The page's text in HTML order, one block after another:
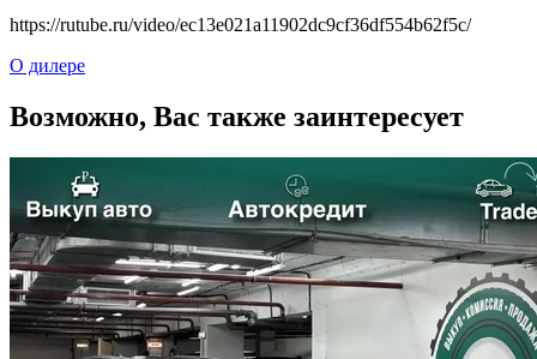
https://rutube.ru/video/ec13e021a11902dc9cf36df554b62f5c/
О дилере
Возможно, Вас также заинтересует